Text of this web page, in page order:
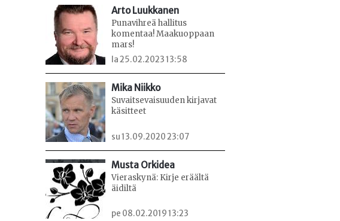
Arto Luukkanen
Punavihreä hallitus
komentaa! Maakuoppaan
mars!
la 25.02.2023 13:58
Mika Niikko
Suvaitsevaisuuden kirjavat
käsitteet
su 13.09.2020 23:07
Musta Orkidea
Vieraskynä: Kirje eräältä
äidiltä
pe 08.02.2019 13:23